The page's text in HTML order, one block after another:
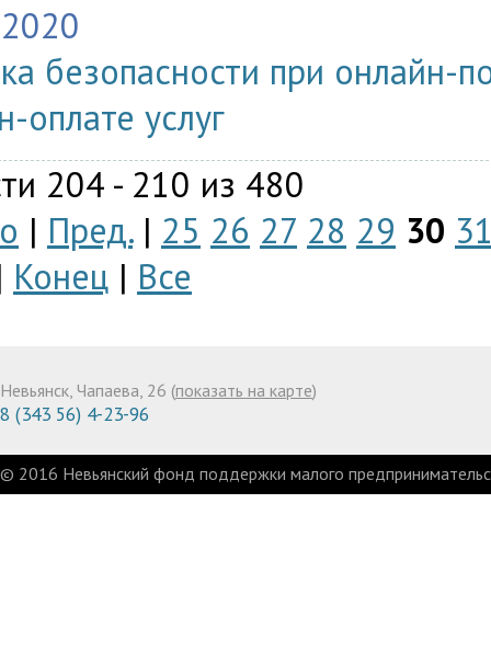
безопасности при онлайн-
оплате услуг
204 - 210 из 480
| Пред.| 25 26 27 28 29 30
Конец | Все
Невьянск, Чапаева, 26 (показать на карте)
8 (343 56) 4-23-96
© 2016 Невьянский фонд поддержки малого